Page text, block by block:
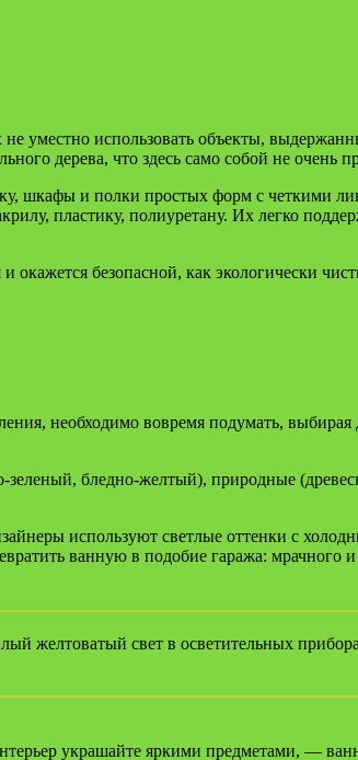
уместно использовать объекты,
дерева, что здесь само собой не очень
шкафы и полки простых форм с четкими
пластику, полиуретану. Их легко
окажется безопасной, как экологически
необходимо вовремя подумать,
зеленый, бледно-желтый), природные
используют светлые оттенки с
ванную в подобие гаража: мрачного
желтоватый свет в осветительных
украшайте яркими предметами, —